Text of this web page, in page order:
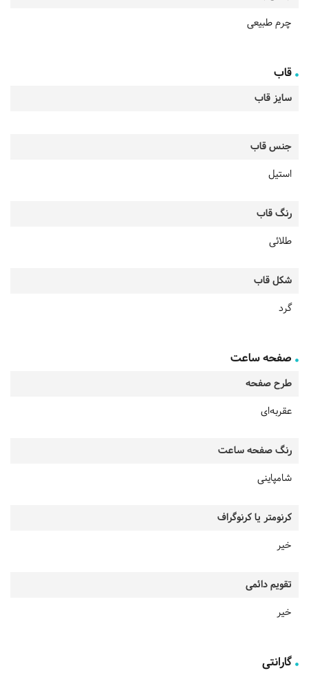
چرم طبیعی
قاب
سایز قاب
جنس قاب
استیل
رنگ قاب
طلائی
شکل قاب
گرد
صفحه ساعت
طرح صفحه
عقربه‌ای
رنگ صفحه ساعت
شامپاینی
کرنومتر یا کرنوگراف
خیر
تقویم دائمی
خیر
گارانتی